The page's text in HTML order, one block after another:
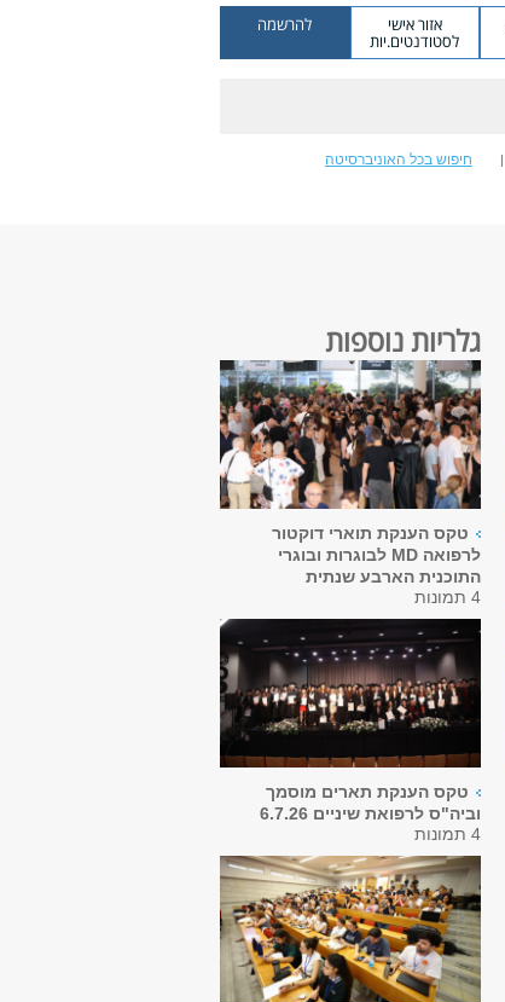
אזור אישי
לסטודנטים.יות
להרשמה
חיפוש בכל האוניברסיטה
גלריות נוספות
טקס הענקת תוארי דוקטור
לרפואה MD לבוגרות ובוגרי
התוכנית הארבע שנתית
4 תמונות
טקס הענקת תארים מוסמך
וביה"ס לרפואת שיניים 6.7.26
4 תמונות